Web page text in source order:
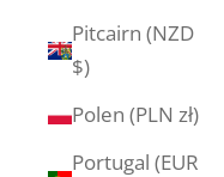
Pitcairn (NZD
$)
Polen (PLN zł)
Portugal (EUR